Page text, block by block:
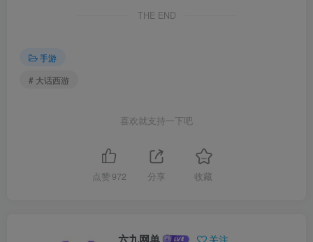
THE END
手游
# 大话西游
喜欢就支持一下吧
点赞 972 分享 收藏
关注